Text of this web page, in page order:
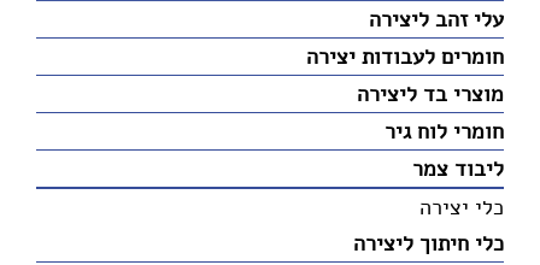
עלי זהב ליצירה
חומרים לעבודות יצירה
מוצרי בד ליצירה
חומרי לוח גיר
ליבוד צמר
כלי יצירה
כלי חיתוך ליצירה